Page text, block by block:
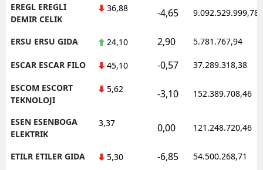
EREGL EREGLI
DEMIR CELIK
36,88 -4,65 9.092.529.999,78
ERSU ERSU GIDA 24,10 2,90 5.781.767,94
ESCAR ESCAR FILO 45,10 -0,57 37.289.318,38
ESCOM ESCORT
TEKNOLOJI
5,62 -3,10 152.389.708,46
ESEN ESENBOGA
ELEKTRIK
3,37 0,00 121.248.720,46
ETILR ETILER GIDA 5,30 -6,85 54.500.268,71